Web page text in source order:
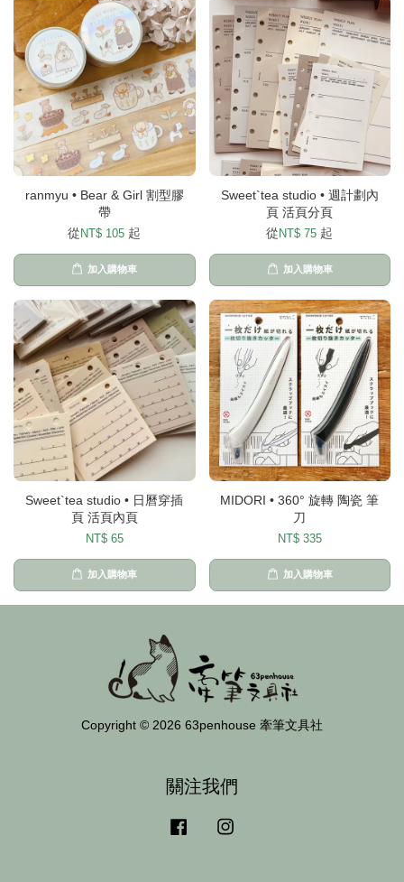
ranmyu • Bear & Girl 割型膠
帶
從 NT$ 105 起
加入購物車
Sweet`tea studio • 週計劃內
頁 活頁分頁
從 NT$ 75 起
加入購物車
Sweet`tea studio • 日曆穿插
頁 活頁內頁
NT$ 65
加入購物車
MIDORI • 360° 旋轉 陶瓷 筆
刀
NT$ 335
加入購物車
Copyright © 2026 63penhouse 牽筆文具社
關注我們
Facebook